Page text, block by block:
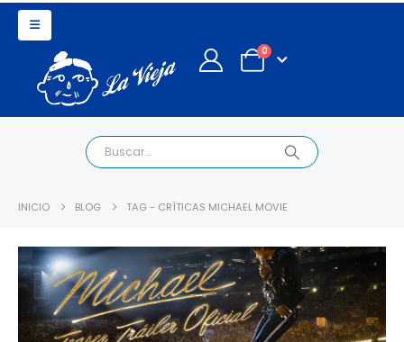
0
INICIO BLOG TAG - CRÍTICAS MICHAEL MOVIE